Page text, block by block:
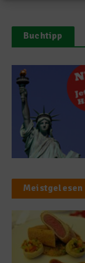
Buchtipp
Meistgelesen